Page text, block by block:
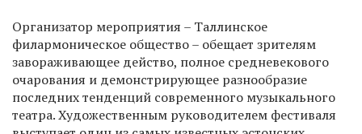
Организатор мероприятия – Таллинское
филармоническое общество – обещает зрителям
завораживающее действо, полное средневекового
очарования и демонстрирующее разнообразие
последних тенденций современного музыкального
театра. Художественным руководителем фестиваля